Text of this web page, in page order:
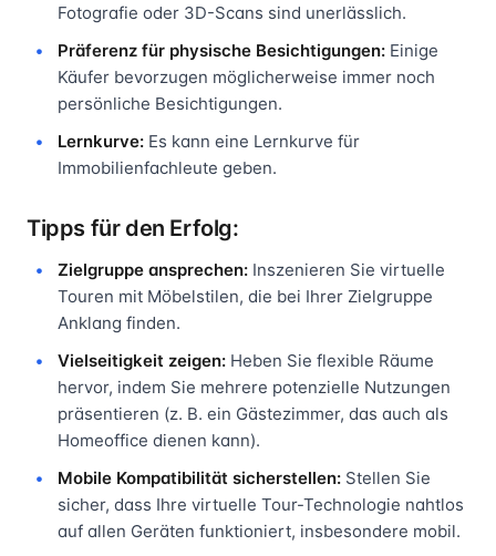
Fotografie oder 3D-Scans sind unerlässlich.
Präferenz für physische Besichtigungen: Einige
Käufer bevorzugen möglicherweise immer noch
persönliche Besichtigungen.
Lernkurve: Es kann eine Lernkurve für
Immobilienfachleute geben.
Tipps für den Erfolg:
Zielgruppe ansprechen: Inszenieren Sie virtuelle
Touren mit Möbelstilen, die bei Ihrer Zielgruppe
Anklang finden.
Vielseitigkeit zeigen: Heben Sie flexible Räume
hervor, indem Sie mehrere potenzielle Nutzungen
präsentieren (z. B. ein Gästezimmer, das auch als
Homeoffice dienen kann).
Mobile Kompatibilität sicherstellen: Stellen Sie
sicher, dass Ihre virtuelle Tour-Technologie nahtlos
auf allen Geräten funktioniert, insbesondere mobil.